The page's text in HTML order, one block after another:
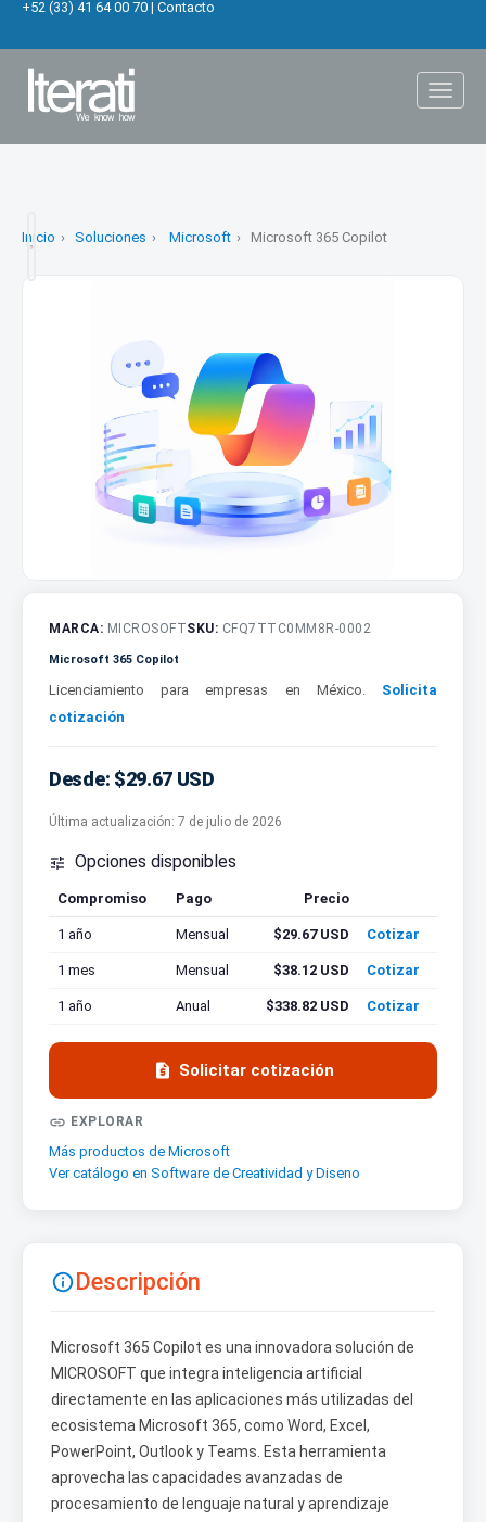
+52 (33) 41 64 00 70 | Contacto
Inicio Soluciones Microsoft Microsoft 365 Copilot
MARCA: MICROSOFTSKU: CFQ7TTC0MM8R-0002
Microsoft 365 Copilot
Licenciamiento para empresas en México. Solicita
cotización
Desde: $29.67 USD
Última actualización: 7 de julio de 2026
 Opciones disponibles
Compromiso Pago Precio
1 año
Mensual $29.67 USD Cotizar
1 mes Mensual $38.12 USD Cotizar
1 año Anual $338.82 USD Cotizar
 Solicitar cotización
 EXPLORAR
Más productos de Microsoft
Ver catálogo en Software de Creatividad y Diseno
Descripción
Microsoft 365 Copilot es una innovadora solución de
MICROSOFT que integra inteligencia artificial
directamente en las aplicaciones más utilizadas del
ecosistema Microsoft 365, como Word, Excel,
PowerPoint, Outlook y Teams. Esta herramienta
aprovecha las capacidades avanzadas de
procesamiento de lenguaje natural y aprendizaje